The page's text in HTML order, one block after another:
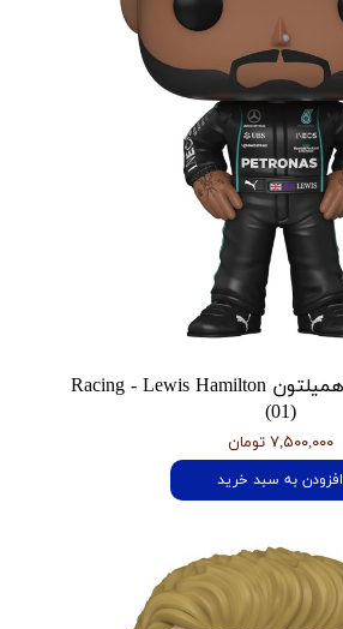
فانکو پاپ لوییس همیلتون Racing - Lewis Hamilton
(01)
۷,۵۰۰,۰۰۰ تومان
افزودن به سبد خرید